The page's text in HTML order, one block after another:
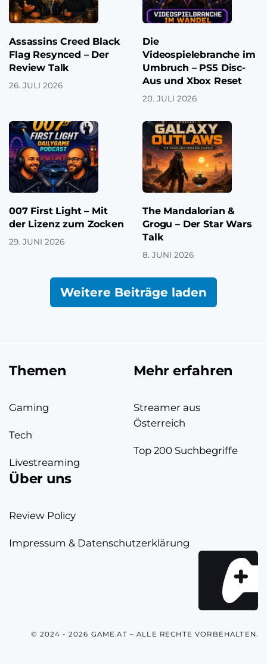
Assassins Creed Black
Flag Resynced – Der
Review Talk
26. JULI 2026
Die
Videospielebranche im
Umbruch – PS5 Disc-
Aus und Xbox Reset
20. JULI 2026
007 First Light – Mit
der Lizenz zum Zocken
29. JUNI 2026
The Mandalorian &
Grogu – Der Star Wars
Talk
8. JUNI 2026
Weitere Beiträge laden
Themen
Gaming
Tech
Livestreaming
Mehr erfahren
Streamer aus
Österreich
Top 200 Suchbegriffe
Über uns
Review Policy
Impressum & Datenschutzerklärung
© 2024 - 2026 GAME.AT – ALLE RECHTE VORBEHALTEN.